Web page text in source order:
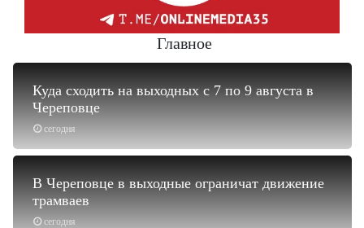
Главное
сегодня
Куда сходить на выходных с 7 по 9 августа в
Череповце
сегодня
В Череповце в выходные ограничат движение
трамваев